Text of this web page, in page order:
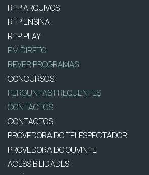
RTP ARQUIVOS
RTP ENSINA
RTP PLAY
EM DIRETO
REVER PROGRAMAS
CONCURSOS
PERGUNTAS FREQUENTES
CONTACTOS
CONTACTOS
PROVEDORA DO TELESPECTADOR
PROVEDORA DO OUVINTE
ACESSIBILIDADES